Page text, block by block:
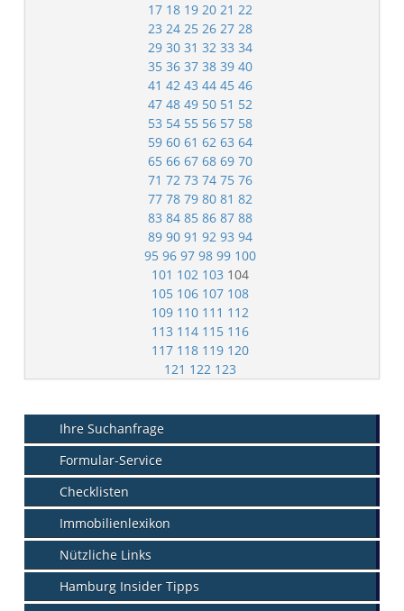
17 18 19 20 21 22
23 24 25 26 27 28
29 30 31 32 33 34
35 36 37 38 39 40
41 42 43 44 45 46
47 48 49 50 51 52
53 54 55 56 57 58
59 60 61 62 63 64
65 66 67 68 69 70
71 72 73 74 75 76
77 78 79 80 81 82
83 84 85 86 87 88
89 90 91 92 93 94
95 96 97 98 99 100
101 102 103 104
105 106 107 108
109 110 111 112
113 114 115 116
117 118 119 120
121 122 123
Ihre Suchanfrage
Formular-Service
Checklisten
Immobilienlexikon
Nützliche Links
Hamburg Insider Tipps